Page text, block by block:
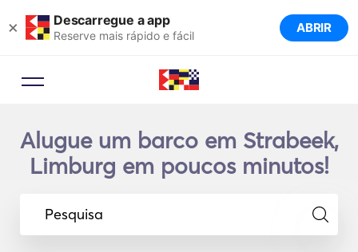
× Descarregue a app
Reserve mais rápido e fácil ABRIR
Alugue um barco em Strabeek,
Limburg em poucos minutos!
Pesquisa